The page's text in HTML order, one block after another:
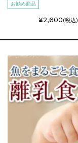
お勧め商品
¥2,600(税込)